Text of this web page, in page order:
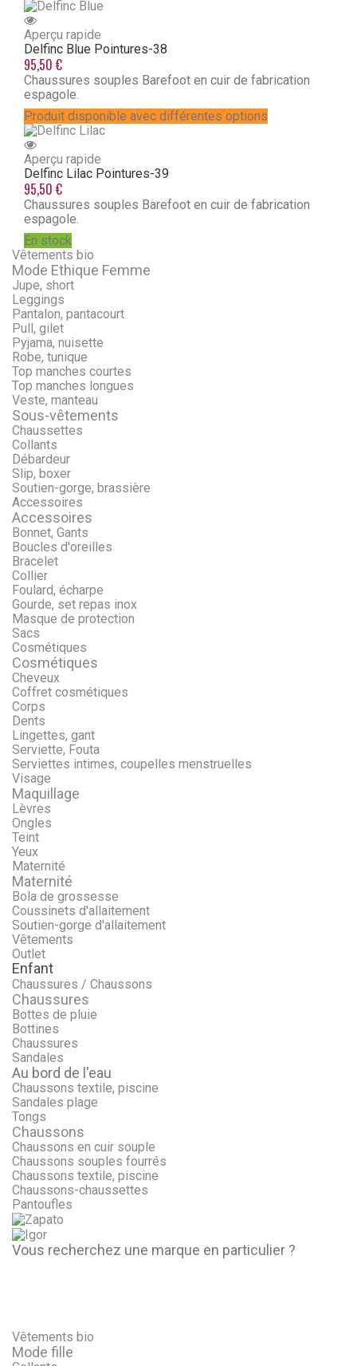
Aperçu rapide
Delfinc Blue Pointures-38
95,50 €
Chaussures souples Barefoot en cuir de fabrication
espagole.
Produit disponible avec différentes options
Aperçu rapide
Delfinc Lilac Pointures-39
95,50 €
Chaussures souples Barefoot en cuir de fabrication
espagole.
En stock
Vêtements bio
Mode Ethique Femme
Jupe, short
Leggings
Pantalon, pantacourt
Pull, gilet
Pyjama, nuisette
Robe, tunique
Top manches courtes
Top manches longues
Veste, manteau
Sous-vêtements
Chaussettes
Collants
Débardeur
Slip, boxer
Soutien-gorge, brassière
Accessoires
Accessoires
Bonnet, Gants
Boucles d'oreilles
Bracelet
Collier
Foulard, écharpe
Gourde, set repas inox
Masque de protection
Sacs
Cosmétiques
Cosmétiques
Cheveux
Coffret cosmétiques
Corps
Dents
Lingettes, gant
Serviette, Fouta
Serviettes intimes, coupelles menstruelles
Visage
Maquillage
Lèvres
Ongles
Teint
Yeux
Maternité
Maternité
Bola de grossesse
Coussinets d'allaitement
Soutien-gorge d'allaitement
Vêtements
Outlet
Enfant
Chaussures / Chaussons
Chaussures
Bottes de pluie
Bottines
Chaussures
Sandales
Au bord de l'eau
Chaussons textile, piscine
Sandales plage
Tongs
Chaussons
Chaussons en cuir souple
Chaussons souples fourrés
Chaussons textile, piscine
Chaussons-chaussettes
Pantoufles
Vous recherchez une marque en particulier ?
Vêtements bio
Mode fille